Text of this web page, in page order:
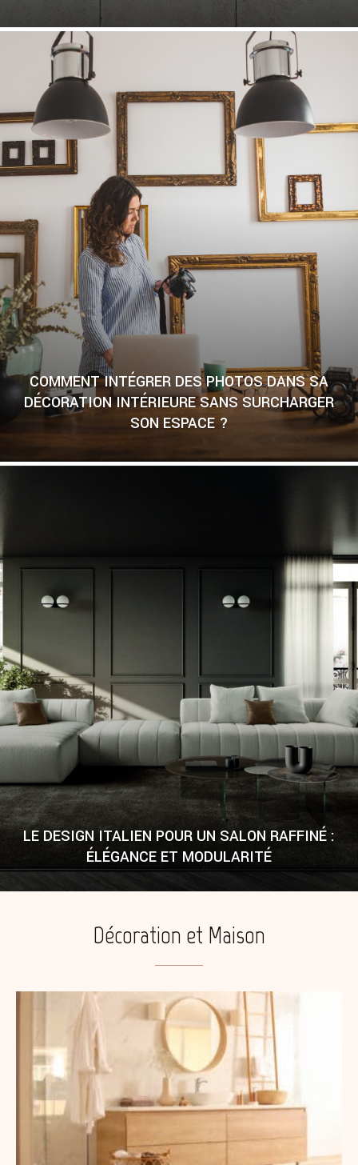
COMMENT INTÉGRER DES PHOTOS DANS SA
DÉCORATION INTÉRIEURE SANS SURCHARGER
SON ESPACE ?
LE DESIGN ITALIEN POUR UN SALON RAFFINÉ :
ÉLÉGANCE ET MODULARITÉ
Décoration et Maison